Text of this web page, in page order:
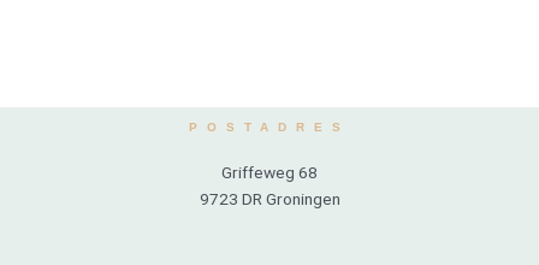
POSTADRES
Griffeweg 68
9723 DR Groningen